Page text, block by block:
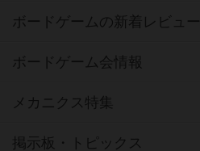
ボードゲームの新着レビュー
ボードゲーム会情報
メカニクス特集
掲示板・トピックス